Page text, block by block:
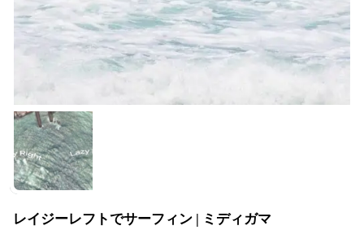
レイジーレフトでサーフィン | ミディガマ